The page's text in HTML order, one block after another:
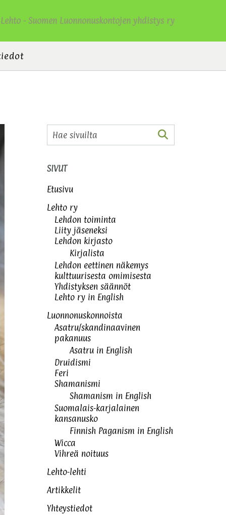
Lehto - Suomen Luonnonuskontojen yhdistys ry
SIVUT
Etusivu
Lehto ry
Lehdon toiminta
Liity jäseneksi
Lehdon kirjasto
Kirjalista
Lehdon eettinen näkemys
kulttuurisesta omimisesta
Yhdistyksen säännöt
Lehto ry in English
Luonnonuskonnoista
Asatru/skandinaavinen
pakanuus
Asatru in English
Druidismi
Feri
Shamanismi
Shamanism in English
Suomalais-karjalainen
kansanusko
Finnish Paganism in English
Wicca
Vihreä noituus
Lehto-lehti
Artikkelit
Yhteystiedot